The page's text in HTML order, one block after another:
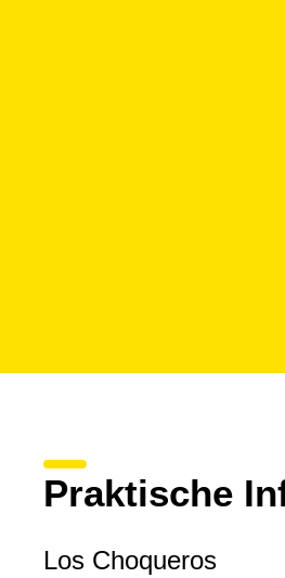
Praktische
Los Choqueros